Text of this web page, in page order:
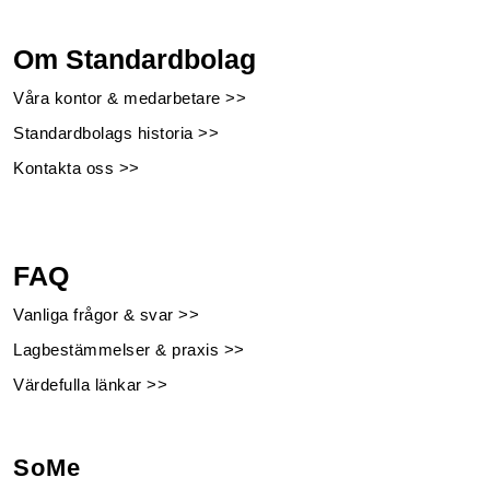
Om Standardbolag
Våra kontor & medarbetare >>
Standardbolags historia >>
Kontakta oss >>
FAQ
Vanliga frågor & svar >>
Lagbestämmelser & praxis >>
Värdefulla länkar >>
SoMe